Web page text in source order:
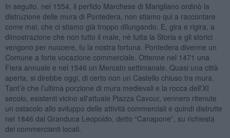
In seguito, nel 1554, il perfido Marchese di Marigliano ordinò la
distruzione delle mura di Pontedera, non stiamo qui a raccontare
come mai, che ci stiamo già troppo dilungando. E, gira e rigira, a
dimostrazione che non tutto il male, né tutta la Storia e gli storici
vengono per nuocere, fu la nostra fortuna. Pontedera divenne un
Comune a forte vocazione commerciale. Ottenne nel 1471 una
Fiera annuale e nel 1546 un Mercato settimanale. Quasi una città
aperta, si direbbe oggi, di certo non un Castello chiuso tra mura.
Tant’è che l’ultima porzione di mura medievali e la rocca dell'XI
secolo, esistenti vicino all'attuale Piazza Cavour, vennero ritenute
un ostacolo allo sviluppo delle attività commerciali e quindi distrutte
nel 1846 dal Granduca Leopoldo, detto “Canapone”, su richiesta
dei commercianti locali.